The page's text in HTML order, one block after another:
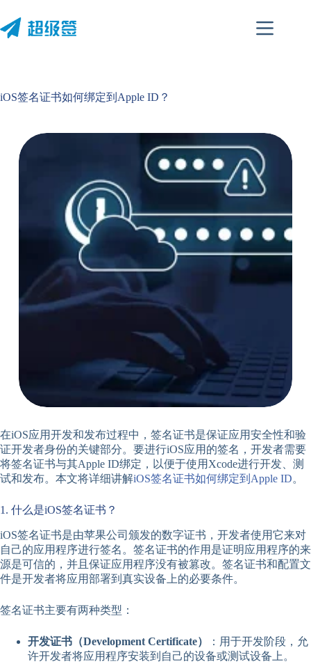
至
内
iOS签名证书如何绑定到Apple ID？
在iOS应用开发和发布过程中，签名证书是保证应用安全性和验
证开发者身份的关键部分。要进行iOS应用的签名，开发者需要
将签名证书与其Apple ID绑定，以便于使用Xcode进行开发、测
试和发布。本文将详细讲解iOS签名证书如何绑定到Apple ID。
1. 什么是iOS签名证书？
iOS签名证书是由苹果公司颁发的数字证书，开发者使用它来对
自己的应用程序进行签名。签名证书的作用是证明应用程序的来
源是可信的，并且保证应用程序没有被篡改。签名证书和配置文
件是开发者将应用部署到真实设备上的必要条件。
签名证书主要有两种类型：
开发证书（Development Certificate）
：用于开发阶段，允
许开发者将应用程序安装到自己的设备或测试设备上。